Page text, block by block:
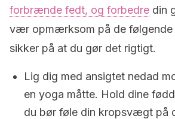
forbrænde fedt, og forbedre din
vær opmærksom på de følgende
sikker på at du gør det rigtigt.
Lig dig med ansigtet nedad
en yoga måtte. Hold dine
du bør føle din kropsvægt på